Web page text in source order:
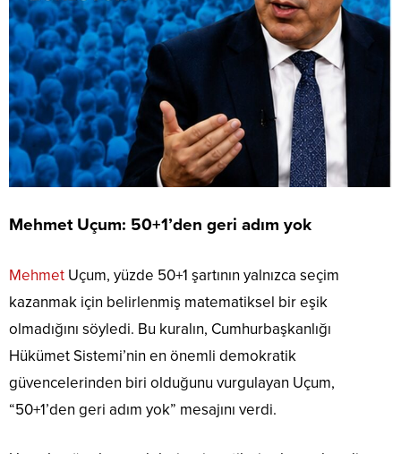
Mehmet Uçum: 50+1’den geri adım yok
Mehmet Uçum, yüzde 50+1 şartının yalnızca seçim
kazanmak için belirlenmiş matematiksel bir eşik
olmadığını söyledi. Bu kuralın, Cumhurbaşkanlığı
Hükümet Sistemi’nin en önemli demokratik
güvencelerinden biri olduğunu vurgulayan Uçum,
“50+1’den geri adım yok” mesajını verdi.